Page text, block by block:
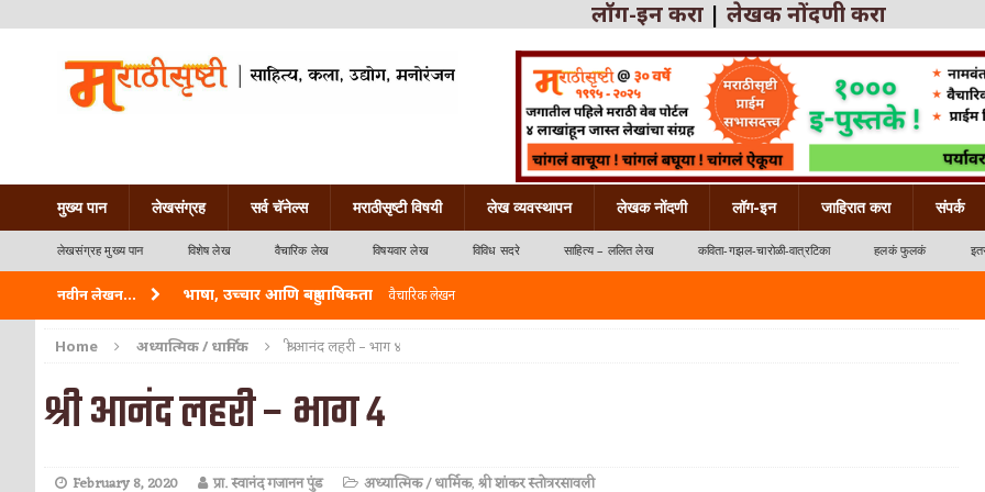
लॉग-इन करा | लेखक नोंदणी करा
मुख्य पान लेखसंग्रह सर्व चॅनेल्स मराठीसृष्टी विषयी लेख व्यवस्थापन लेखक नोंदणी लॉग-इन जाहिरात करा संपर्क
लेखसंग्रह मुख्य पान विशेष लेख वैचारिक लेख विषयवार लेख विविध सदरे साहित्य – ललित लेख कविता-गझल-चारोळी-वात्रटिका हलकं फुलकं
नवीन लेखन... भाषा, उच्चार आणि बहुभाषिकता वैचारिक लेखन
वारी विठ्ठलाची कविता-गझल-चारोळी-वात्रटिका
ताम्र – एक अफलातून धातू (COPPER)
जेव्हा मी आडनांव बदलले
अशी एक कविता लिहू इच्छिते कविता-गझल-चारोळी-वात्रटिका
Home अध्यात्मिक / धार्मिक श्री आनंद लहरी – भाग ४
श्री आनंद लहरी – भाग ४
February 8, 2020 प्रा. स्वानंद गजानन पुंड अध्यात्मिक / धार्मिक,श्री शांकर स्तोत्ररसावली